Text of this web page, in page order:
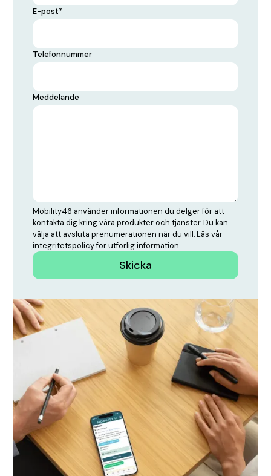
E-post*
Telefonnummer
Meddelande
Mobility46 använder informationen du delger för att
kontakta dig kring våra produkter och tjänster. Du kan
välja att avsluta prenumerationen när du vill. Läs vår
integritetspolicyför utförlig information.